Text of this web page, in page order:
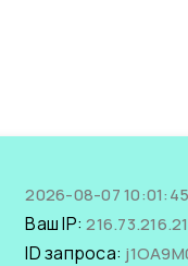
2026-08-07
Ваш IP:
ID запроса: